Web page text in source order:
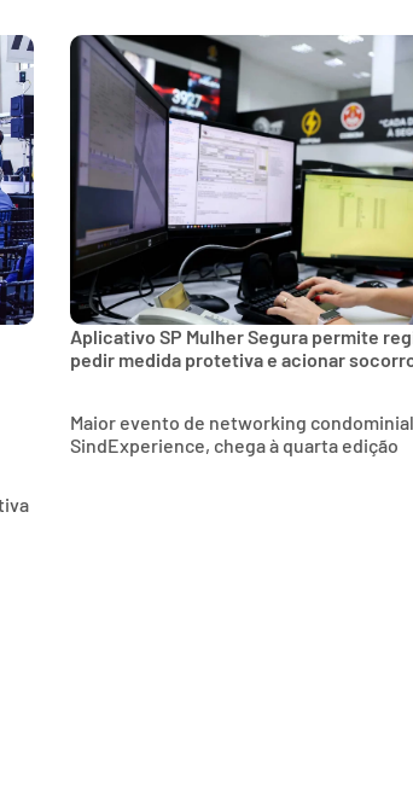
Aplicativo SP Mulher Segura permite
pedir medida protetiva e acionar
Maior evento de networking
SindExperience, chega à quarta edição